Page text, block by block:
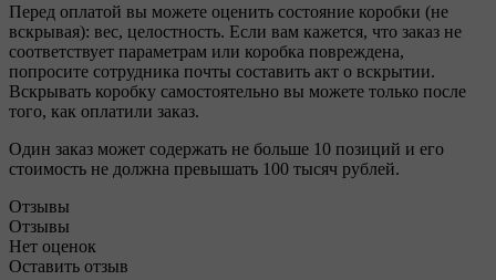
Перед оплатой вы можете оценить состояние коробки (не
вскрывая): вес, целостность. Если вам кажется, что заказ не
соответствует параметрам или коробка повреждена,
попросите сотрудника почты составить акт о вскрытии.
Вскрывать коробку самостоятельно вы можете только после
того, как оплатили заказ.
Один заказ может содержать не больше 10 позиций и его
стоимость не должна превышать 100 тысяч рублей.
Отзывы
Отзывы
Нет оценок
Оставить отзыв